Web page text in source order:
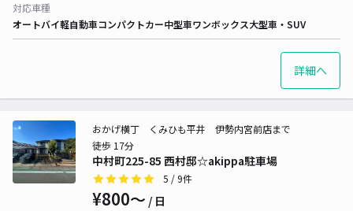
対応車種
オートバイ軽自動車コンパクトカー中型車ワンボックス大型車・SUV
詳細へ
中村町225-85 西村邸☆akippa駐車場
おかげ横丁 くみひも平井 伊勢内宮前店まで
徒歩 17分
5 / 9件
¥800〜 / 日